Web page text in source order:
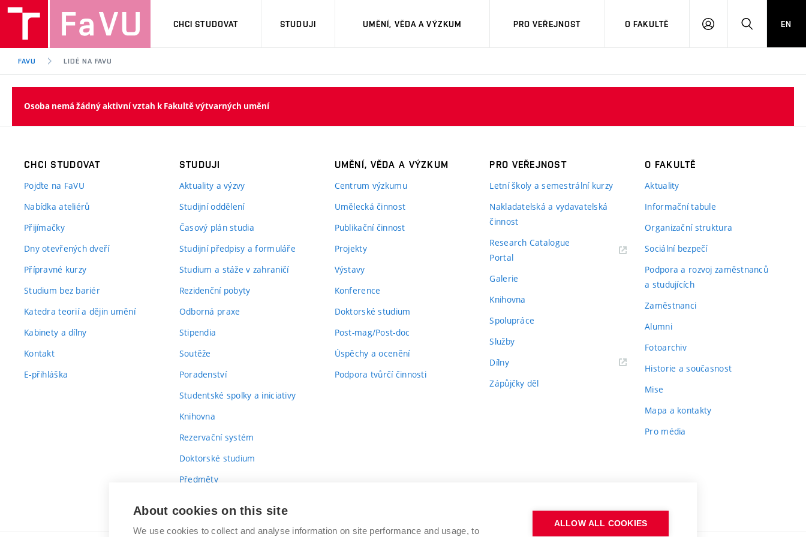
CHCI STUDOVAT STUDUJI UMĚNÍ, VĚDA A VÝZKUM PRO VEŘEJNOST O FAKULTĚ
PŘIHLÁSITHLEDAT
EN
FAVU LIDÉ NA FAVU
Osoba nemá žádný aktivní vztah k Fakultě výtvarných umění
CHCI STUDOVAT
Pojďte na FaVU
Nabídka ateliérů
Přijímačky
Dny otevřených dveří
Přípravné kurzy
Studium bez bariér
Katedra teorií a dějin umění
Kabinety a dílny
Kontakt
E-přihláška
STUDUJI
Aktuality a výzvy
Studijní oddělení
Časový plán studia
Studijní předpisy a formuláře
Studium a stáže v zahraničí
Rezidenční pobyty
Odborná praxe
Stipendia
Soutěže
Poradenství
Studentské spolky a iniciativy
Knihovna
Rezervační systém
Doktorské studium
Předměty
UMĚNÍ, VĚDA A VÝZKUM
Centrum výzkumu
Umělecká činnost
Publikační činnost
Projekty
Výstavy
Konference
Doktorské studium
Post-mag/Post-doc
Úspěchy a ocenění
Podpora tvůrčí činnosti
PRO VEŘEJNOST
Letní školy a semestrální kurzy
Nakladatelská a vydavatelská
činnost
Research Catalogue
Portal
Galerie
Knihovna
Spolupráce
Služby
Dílny
Zápůjčky děl
O FAKULTĚ
Aktuality
Informační tabule
Organizační struktura
Sociální bezpečí
Podpora a rozvoj zaměstnanců
a studujících
Zaměstnanci
Alumni
Fotoarchiv
Historie a současnost
Mise
Mapa a kontakty
Pro média
About cookies on this site
We use cookies to collect and analyse information on site performance and usage, to
ALLOW ALL COOKIES